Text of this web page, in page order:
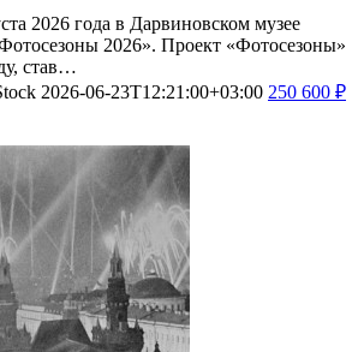
2026 года в Дарвиновском музее
2026». Проект «Фотосезоны»
став…
2026-06-23T12:21:00+03:00 250 600 ₽